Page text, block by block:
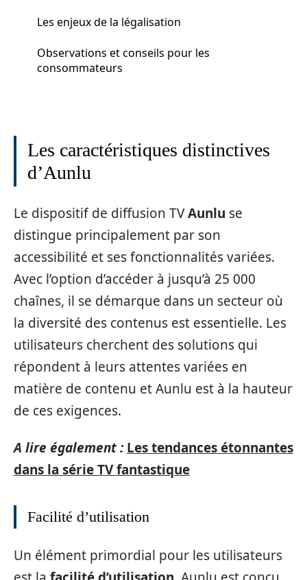
Les enjeux de la légalisation
Observations et conseils pour les
consommateurs
Les caractéristiques distinctives
d’Aunlu
Le dispositif de diffusion TVAunlu se
distingue principalement par son
accessibilité et ses fonctionnalités variées.
Avec l’option d’accéder à jusqu’à 25 000
chaînes, il se démarque dans un secteur où
la diversité des contenus est essentielle. Les
utilisateurs cherchent des solutions qui
répondent à leurs attentes variées en
matière de contenu et Aunlu est à la hauteur
de ces exigences.
A lire également : Les tendances étonnantes
dans la série TV fantastique
Facilité d’utilisation
Un élément primordial pour les utilisateurs